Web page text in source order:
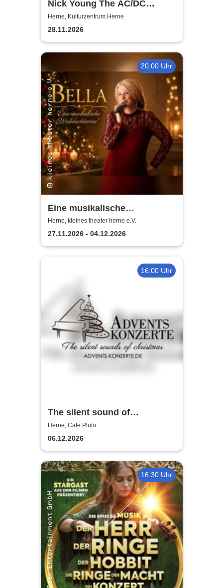
Nick Young The AC/DC
Master-Band
Herne, Kulturzentrum.Herne
28.11.2026
20:00 Uhr
Eine musikalische
Weihnachtsreise - Bella |
Kleines Theater Herne
Herne, kleines theater herne e.V.
27.11.2026 - 04.12.2026
16:00 Uhr
The silent sound of
Christmas 2026
Herne, Cafe Pluto
06.12.2026
16:30 Uhr